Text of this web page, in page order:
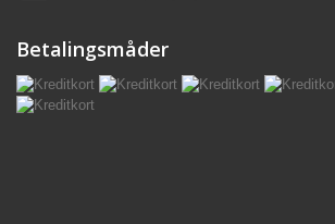
Betalingsmåder